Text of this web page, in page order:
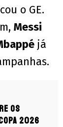
o GE.
Messi
já
os
2026